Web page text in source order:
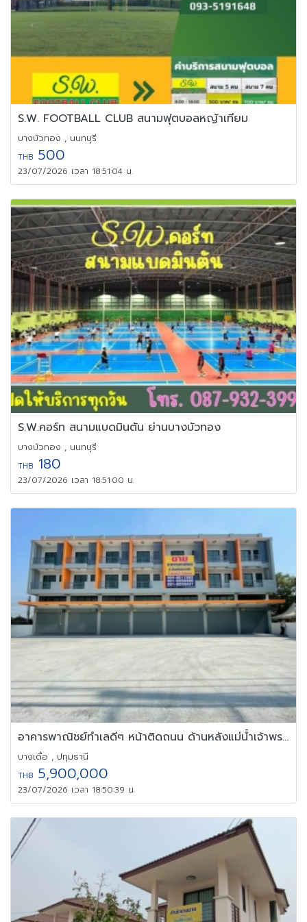
S.W. FOOTBALL CLUB สนามฟุตบอลหญ้าเทียม
บางบัวทอง , นนทบุรี
THB 500
23/07/2026 เวลา 18:51:04 น.
S.W.คอร์ท สนามแบดมินตัน ย่านบางบัวทอง
บางบัวทอง , นนทบุรี
THB 180
23/07/2026 เวลา 18:51:00 น.
อาคารพาณิชย์ทำเลดีๆ หน้าติดถนน ด้านหลังแม่น้ำเจ้าพระยา
บางเดื่อ , ปทุมธานี
THB 5,900,000
23/07/2026 เวลา 18:50:39 น.